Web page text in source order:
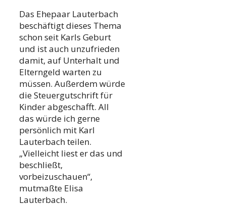
Das Ehepaar Lauterbach
beschäftigt dieses Thema
schon seit Karls Geburt
und ist auch unzufrieden
damit, auf Unterhalt und
Elterngeld warten zu
müssen. Außerdem würde
die Steuergutschrift für
Kinder abgeschafft. All
das würde ich gerne
persönlich mit Karl
Lauterbach teilen.
„Vielleicht liest er das und
beschließt,
vorbeizuschauen“,
mutmaßte Elisa
Lauterbach.